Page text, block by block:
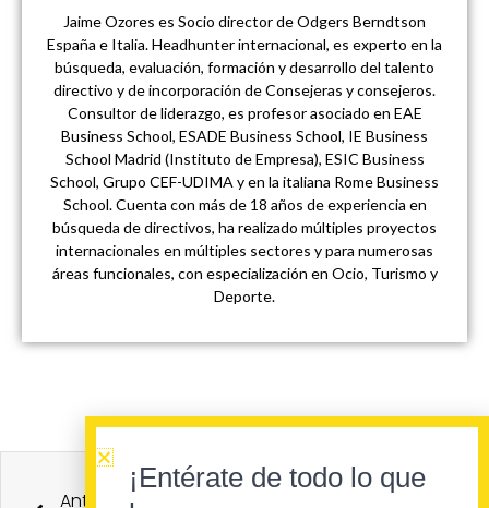
Jaime Ozores es Socio director de Odgers Berndtson
España e Italia. Headhunter internacional, es experto en la
búsqueda, evaluación, formación y desarrollo del talento
directivo y de incorporación de Consejeras y consejeros.
Consultor de liderazgo, es profesor asociado en EAE
Business School, ESADE Business School, IE Business
School Madrid (Instituto de Empresa), ESIC Business
School, Grupo CEF-UDIMA y en la italiana Rome Business
School. Cuenta con más de 18 años de experiencia en
búsqueda de directivos, ha realizado múltiples proyectos
internacionales en múltiples sectores y para numerosas
áreas funcionales, con especialización en Ocio, Turismo y
Deporte.
Anterior Siguiente
¡Entérate de todo lo que